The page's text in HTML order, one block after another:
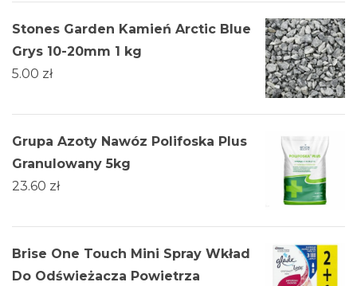
Stones Garden Kamień Arctic Blue
Grys 10-20mm 1 kg
5.00 zł
Grupa Azoty Nawóz Polifoska Plus
Granulowany 5kg
23.60 zł
Brise One Touch Mini Spray Wkład
Do Odświeżacza Powietrza